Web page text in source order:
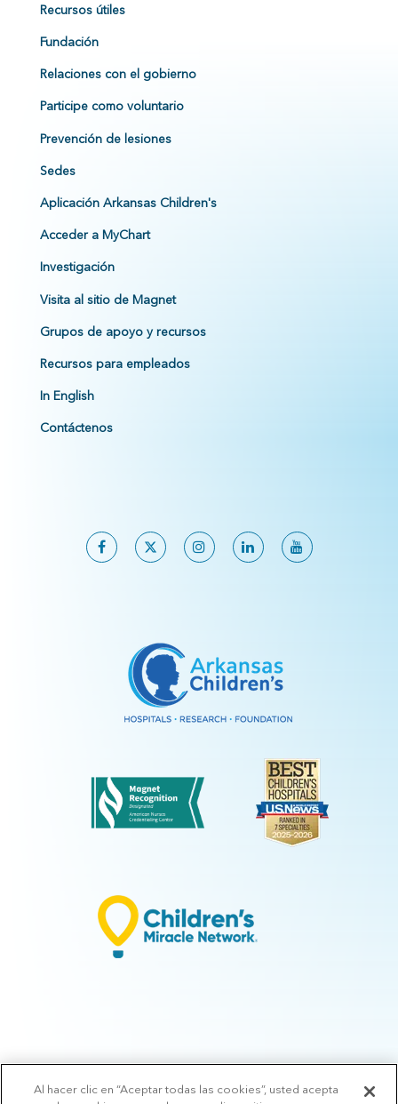
Recursos útiles
Fundación
Relaciones con el gobierno
Participe como voluntario
Prevención de lesiones
Sedes
Aplicación Arkansas Children's
Acceder a MyChart
Investigación
Visita al sitio de Magnet
Grupos de apoyo y recursos
Recursos para empleados
In English
Contáctenos
© 2026 Arkansas Children's.Política de privacidad|Términos de
Al hacer clic en “Aceptar todas las cookies”, usted acepta